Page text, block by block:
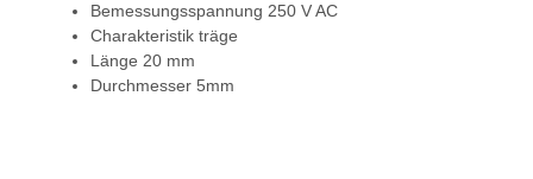
Bemessungsspannung 250 V AC
Charakteristik träge
Länge 20 mm
Durchmesser 5mm